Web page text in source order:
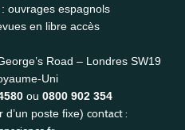
ouvrages espagnols
en libre accès
Road – Londres SW19
Uni
ou 0800 902 354
poste fixe) contact :